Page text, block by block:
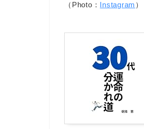
（Photo： Instagram ）